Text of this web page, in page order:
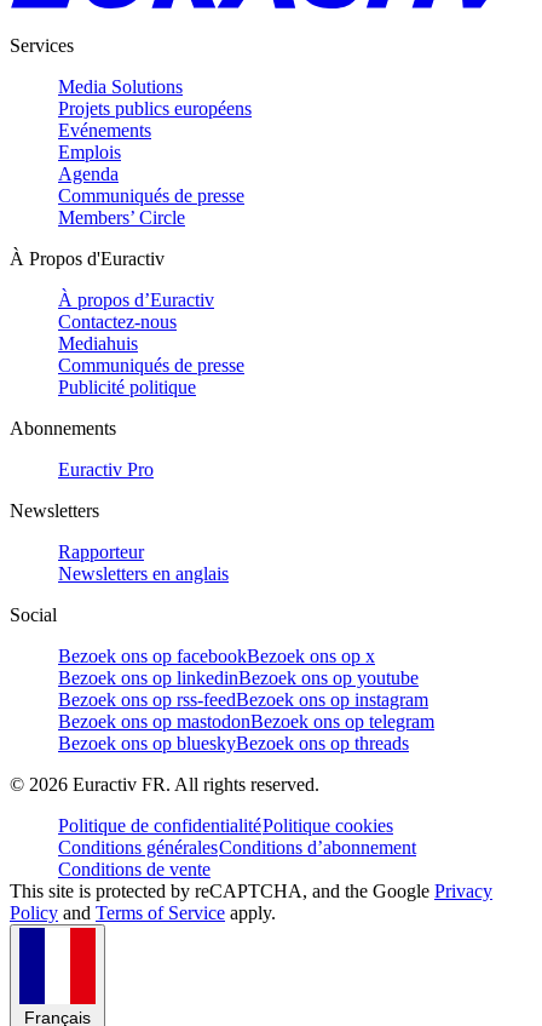
Services
Media Solutions
Projets publics européens
Evénements
Emplois
Agenda
Communiqués de presse
Members’ Circle
À Propos d'Euractiv
À propos d’Euractiv
Contactez-nous
Mediahuis
Communiqués de presse
Publicité politique
Abonnements
Euractiv Pro
Newsletters
Rapporteur
Newsletters en anglais
Social
Bezoek ons op facebookBezoek ons op x
Bezoek ons op linkedinBezoek ons op youtube
Bezoek ons op rss-feedBezoek ons op instagram
Bezoek ons op mastodonBezoek ons op telegram
Bezoek ons op blueskyBezoek ons op threads
© 2026 Euractiv FR. All rights reserved.
Politique de confidentialitéPolitique cookies
Conditions généralesConditions d’abonnement
Conditions de vente
This site is protected by reCAPTCHA, and the Google Privacy
Policy and Terms of Service apply.
Français